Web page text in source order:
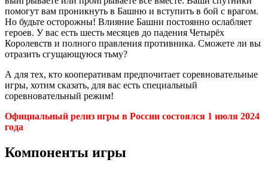
помогут вам проникнуть в Башню и вступить в бой с врагом.
Но будьте осторожны! Влияние Башни постоянно ослабляет
героев. У вас есть шесть месяцев до падения Четырёх
Королевств и полного правления противника. Сможете ли вы
отразить сгущающуюся тьму?
А для тех, кто кооперативам предпочитает соревновательные
игры, хотим сказать, для вас есть специальный
соревновательный режим!
Официальный релиз игры в России состоялся 1 июля 2024
года
Компоненты игры